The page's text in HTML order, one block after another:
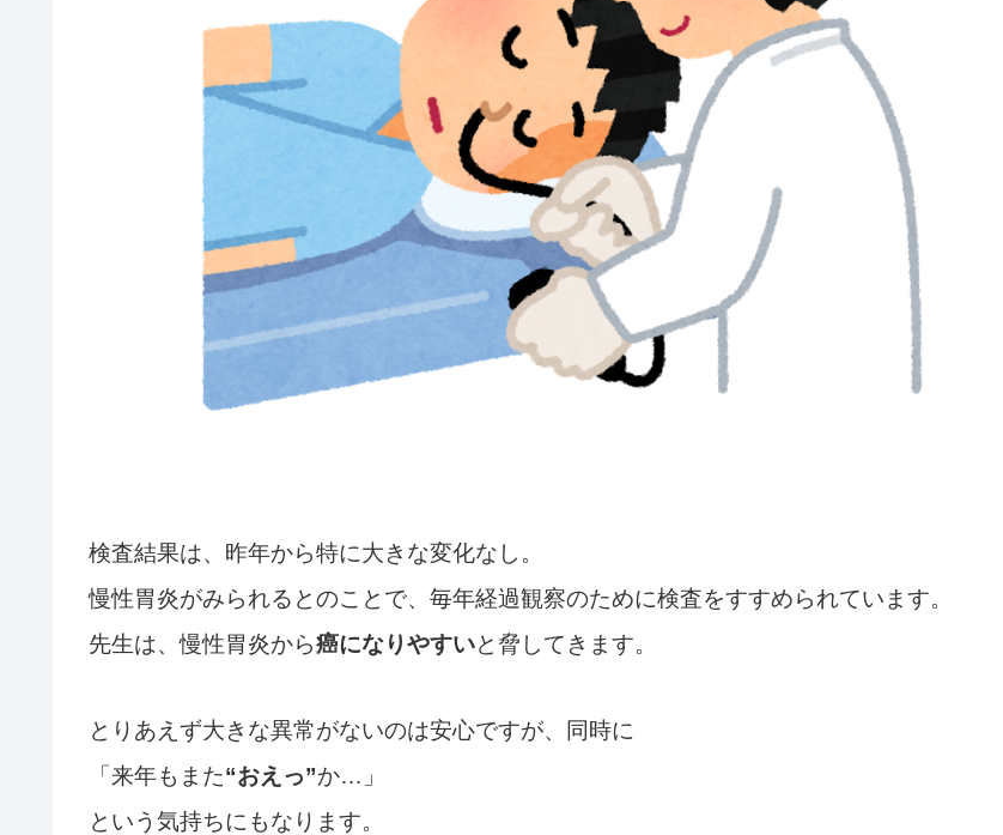
検査結果は、昨年から特に大きな変化なし。
慢性胃炎がみられるとのことで、毎年経過観察のために検査をすすめられています。
先生は、慢性胃炎から癌になりやすいと脅してきます。
とりあえず大きな異常がないのは安心ですが、同時に
「来年もまた“おえっ”か…」
という気持ちにもなります。